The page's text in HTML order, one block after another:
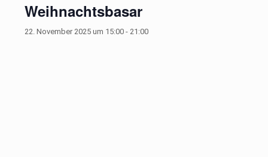
Weihnachtsbasar
22. November 2025 um 15:00 - 21:00